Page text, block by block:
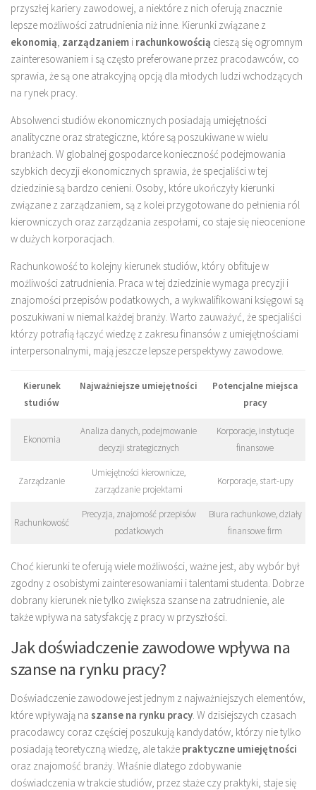
przyszłej kariery zawodowej, a niektóre z nich oferują znacznie
lepsze możliwości zatrudnienia niż inne. Kierunki związane z
ekonomią, zarządzaniem i rachunkowością cieszą się ogromnym
zainteresowaniem i są często preferowane przez pracodawców, co
sprawia, że są one atrakcyjną opcją dla młodych ludzi wchodzących
na rynek pracy.
Absolwenci studiów ekonomicznych posiadają umiejętności
analityczne oraz strategiczne, które są poszukiwane w wielu
branżach. W globalnej gospodarce konieczność podejmowania
szybkich decyzji ekonomicznych sprawia, że specjaliści w tej
dziedzinie są bardzo cenieni. Osoby, które ukończyły kierunki
związane z zarządzaniem, są z kolei przygotowane do pełnienia ról
kierowniczych oraz zarządzania zespołami, co staje się nieocenione
w dużych korporacjach.
Rachunkowość to kolejny kierunek studiów, który obfituje w
możliwości zatrudnienia. Praca w tej dziedzinie wymaga precyzji i
znajomości przepisów podatkowych, a wykwalifikowani księgowi są
poszukiwani w niemal każdej branży. Warto zauważyć, że specjaliści
którzy potrafią łączyć wiedzę z zakresu finansów z umiejętnościami
interpersonalnymi, mają jeszcze lepsze perspektywy zawodowe.
Kierunek
studiów
Najważniejsze umiejętności
Potencjalne miejsca
pracy
Ekonomia
Analiza danych, podejmowanie
decyzji strategicznych
Korporacje, instytucje
finansowe
Zarządzanie
Umiejętności kierownicze,
zarządzanie projektami
Korporacje, start-upy
Rachunkowość
Precyzja, znajomość przepisów
podatkowych
Biura rachunkowe, działy
finansowe firm
Choć kierunki te oferują wiele możliwości, ważne jest, aby wybór był
zgodny z osobistymi zainteresowaniami i talentami studenta. Dobrze
dobrany kierunek nie tylko zwiększa szanse na zatrudnienie, ale
także wpływa na satysfakcję z pracy w przyszłości.
Jak doświadczenie zawodowe wpływa na
szanse na rynku pracy?
Doświadczenie zawodowe jest jednym z najważniejszych elementów,
które wpływają na szanse na rynku pracy . W dzisiejszych czasach
pracodawcy coraz częściej poszukują kandydatów, którzy nie tylko
posiadają teoretyczną wiedzę, ale także praktyczne umiejętności
oraz znajomość branży. Właśnie dlatego zdobywanie
doświadczenia w trakcie studiów, przez staże czy praktyki, staje się